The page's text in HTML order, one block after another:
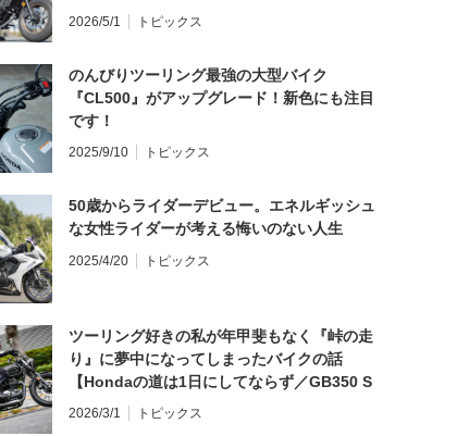
2026/5/1 トピックス
のんびりツーリング最強の大型バイク
『CL500』がアップグレード！新色にも注目
です！
2025/9/10 トピックス
50歳からライダーデビュー。エネルギッシュ
な女性ライダーが考える悔いのない人生
2025/4/20 トピックス
ツーリング好きの私が年甲斐もなく『峠の走
り』に夢中になってしまったバイクの話
【Hondaの道は1日にしてならず／GB350 S
インプレ・レビュー 前編】
2026/3/1 トピックス